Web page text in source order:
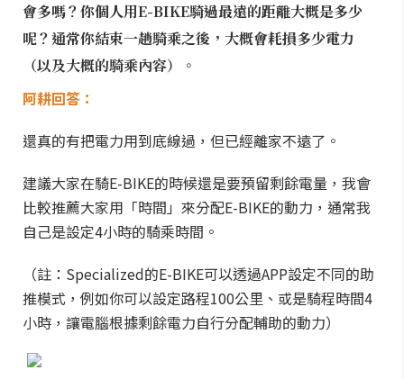
會多嗎？你個人用E-BIKE騎過最遠的距離大概是多少
呢？通常你結束一趟騎乘之後，大概會耗損多少電力
（以及大概的騎乘內容）。
阿耕回答：
還真的有把電力用到底線過，但已經離家不遠了。
建議大家在騎E-BIKE的時候還是要預留剩餘電量，我會
比較推薦大家用「時間」來分配E-BIKE的動力，通常我
自己是設定4小時的騎乘時間。
（註：Specialized的E-BIKE可以透過APP設定不同的助
推模式，例如你可以設定路程100公里、或是騎程時間4
小時，讓電腦根據剩餘電力自行分配輔助的動力）